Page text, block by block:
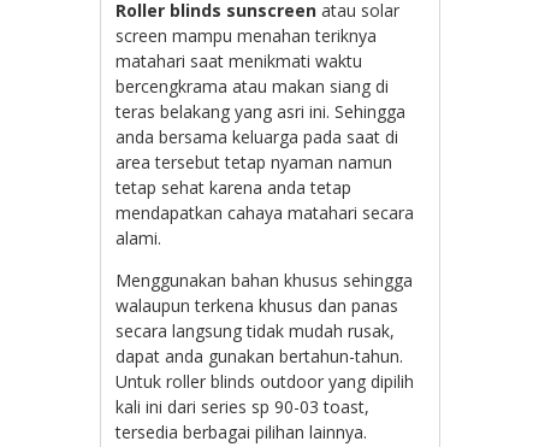
Roller blinds sunscreen atau solar
screen mampu menahan teriknya
matahari saat menikmati waktu
bercengkrama atau makan siang di
teras belakang yang asri ini. Sehingga
anda bersama keluarga pada saat di
area tersebut tetap nyaman namun
tetap sehat karena anda tetap
mendapatkan cahaya matahari secara
alami.
Menggunakan bahan khusus sehingga
walaupun terkena khusus dan panas
secara langsung tidak mudah rusak,
dapat anda gunakan bertahun-tahun.
Untuk roller blinds outdoor yang dipilih
kali ini dari series sp 90-03 toast,
tersedia berbagai pilihan lainnya.